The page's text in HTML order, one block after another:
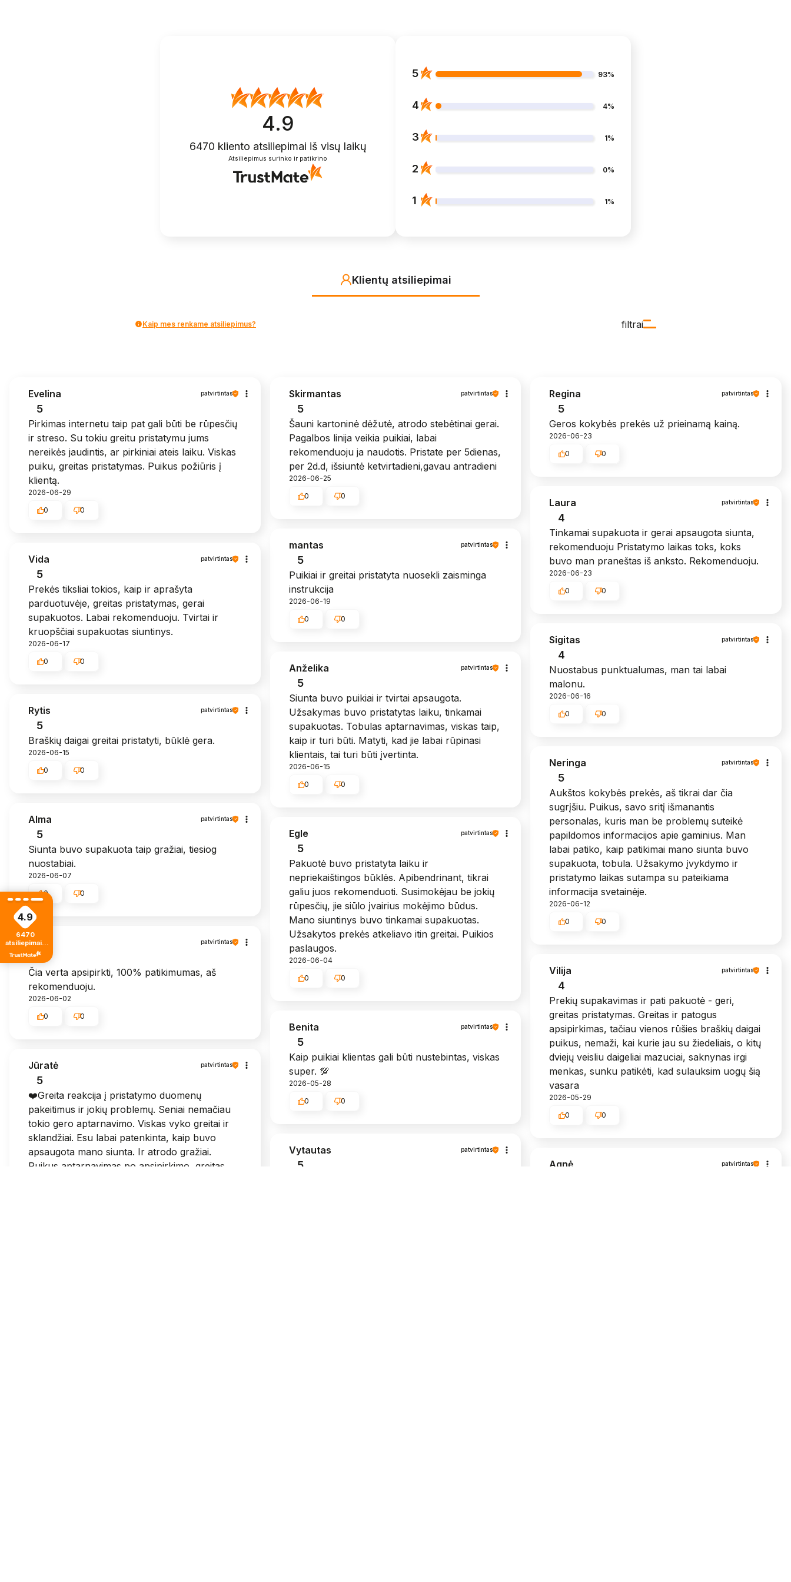
4.9
6470 kliento atsiliepimai iš visų laikų
Atsiliepimus surinko ir patikrino
5 93%
4 4%
3 1%
2 0%
1 1%
Klientų atsiliepimai
filtrai
Kaip mes renkame atsiliepimus?
Evelina patvirtintas
5
Pirkimas internetu taip pat gali būti be rūpesčių
ir streso. Su tokiu greitu pristatymu jums
nereikės jaudintis, ar pirkiniai ateis laiku. Viskas
puiku, greitas pristatymas. Puikus požiūris į
klientą.
2026-06-29
0 0
Skirmantas patvirtintas
5
Šauni kartoninė dėžutė, atrodo stebėtinai gerai.
Pagalbos linija veikia puikiai, labai
rekomenduoju ja naudotis. Pristate per 5dienas,
per 2d.d, išsiuntė ketvirtadieni,gavau antradieni
2026-06-25
0 0
Regina patvirtintas
5
Geros kokybės prekės už prieinamą kainą.
2026-06-23
0 0
Laura patvirtintas
4
Tinkamai supakuota ir gerai apsaugota siunta,
rekomenduoju Pristatymo laikas toks, koks
buvo man praneštas iš anksto. Rekomenduoju.
2026-06-23
0 0
mantas patvirtintas
5
Puikiai ir greitai pristatyta nuosekli zaisminga
instrukcija
2026-06-19
0 0
Vida patvirtintas
5
Prekės tiksliai tokios, kaip ir aprašyta
parduotuvėje, greitas pristatymas, gerai
supakuotos. Labai rekomenduoju. Tvirtai ir
kruopščiai supakuotas siuntinys.
2026-06-17
0 0
Sigitas patvirtintas
4
Nuostabus punktualumas, man tai labai
malonu.
2026-06-16
0 0
Anželika patvirtintas
5
Siunta buvo puikiai ir tvirtai apsaugota.
Užsakymas buvo pristatytas laiku, tinkamai
supakuotas. Tobulas aptarnavimas, viskas taip,
kaip ir turi būti. Matyti, kad jie labai rūpinasi
klientais, tai turi būti įvertinta.
2026-06-15
0 0
Rytis patvirtintas
5
Braškių daigai greitai pristatyti, būklė gera.
2026-06-15
0 0
Neringa patvirtintas
5
Aukštos kokybės prekės, aš tikrai dar čia
sugrįšiu. Puikus, savo sritį išmanantis
personalas, kuris man be problemų suteikė
papildomos informacijos apie gaminius. Man
labai patiko, kaip patikimai mano siunta buvo
supakuota, tobula. Užsakymo įvykdymo ir
pristatymo laikas sutampa su pateikiama
informacija svetainėje.
2026-06-12
0 0
Alma patvirtintas
5
Siunta buvo supakuota taip gražiai, tiesiog
nuostabiai.
2026-06-07
0 0
Egle patvirtintas
5
Pakuotė buvo pristatyta laiku ir
nepriekaištingos būklės. Apibendrinant, tikrai
galiu juos rekomenduoti. Susimokėjau be jokių
rūpesčių, jie siūlo įvairius mokėjimo būdus.
Mano siuntinys buvo tinkamai supakuotas.
Užsakytos prekės atkeliavo itin greitai. Puikios
paslaugos.
2026-06-04
0 0
Zita patvirtintas
5
Čia verta apsipirkti, 100% patikimumas, aš
rekomenduoju.
2026-06-02
0 0
Vilija patvirtintas
4
Prekių supakavimas ir pati pakuotė - geri,
greitas pristatymas. Greitas ir patogus
apsipirkimas, tačiau vienos rūšies braškių daigai
puikus, nemaži, kai kurie jau su žiedeliais, o kitų
dviejų veisliu daigeliai mazuciai, saknynas irgi
menkas, sunku patikėti, kad sulauksim uogų šią
vasara
2026-05-29
0 0
Benita patvirtintas
5
Kaip puikiai klientas gali būti nustebintas, viskas
super. 💯
2026-05-28
0 0
Jūratė patvirtintas
5
❤️Greita reakcija į pristatymo duomenų
pakeitimus ir jokių problemų. Seniai nemačiau
tokio gero aptarnavimo. Viskas vyko greitai ir
sklandžiai. Esu labai patenkinta, kaip buvo
apsaugota mano siunta. Ir atrodo gražiai.
Puikus aptarnavimas po apsipirkimo, greitas
Vytautas patvirtintas
5 Agnė patvirtintas
4.9
6470
atsiliepimais
iš visų laikų